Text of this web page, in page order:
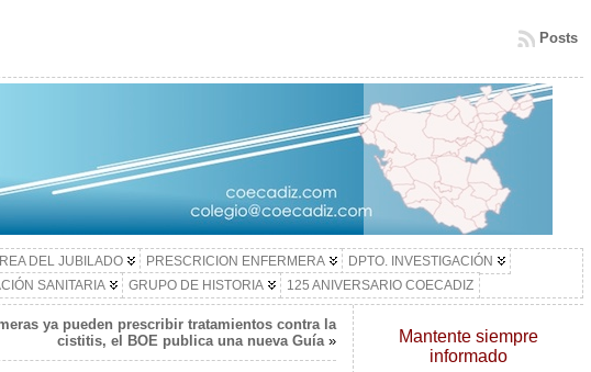
Posts
DEL JUBILADO PRESCRICION ENFERMERA
DPTO. INVESTIGACIÓN
SANITARIA GRUPO DE HISTORIA 125 ANIVERSARIO COECADIZ
ya pueden prescribir tratamientos contra la
cistitis, el BOE publica una nueva Guía»
Mantente siempre
informado